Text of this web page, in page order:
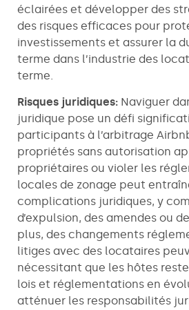
éclairées et développer des
des risques efficaces pour
investissements et assurer la
terme dans l’industrie des
terme.
Risques juridiques: Naviguer
juridique pose un défi
participants à l’arbitrage
propriétés sans autorisation
propriétaires ou violer les
locales de zonage peut
complications juridiques, y
d’expulsion, des amendes ou
plus, des changements
litiges avec des locataires
nécessitant que les hôtes
lois et réglementations en
atténuer les responsabilités